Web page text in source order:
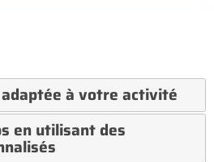
à votre activité
en utilisant des